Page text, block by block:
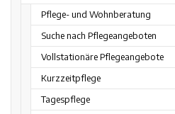
Pflege- und Wohnberatung
Suche nach Pflegeangeboten
Vollstationäre Pflegeangebote
Kurzzeitpflege
Tagespflege